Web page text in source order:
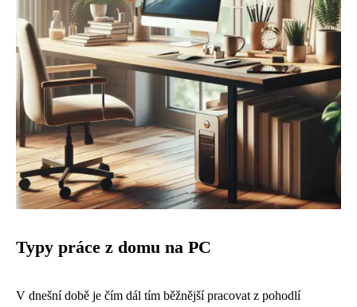
Typy práce z domu na PC
V dnešní době je čím dál tím běžnější pracovat z pohodlí